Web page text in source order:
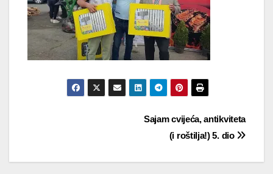
Sajam cvijeća, antikviteta
(i roštilja!) 5. dio